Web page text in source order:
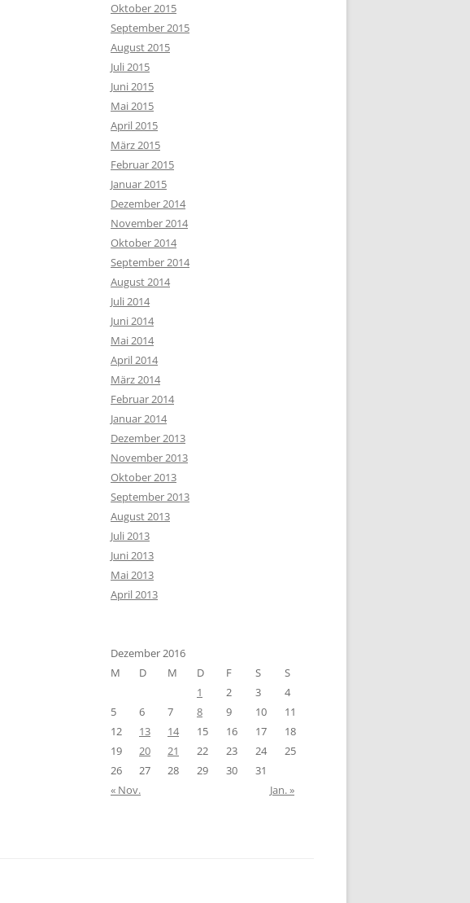
Oktober 2015
September 2015
August 2015
Juli 2015
Juni 2015
Mai 2015
April 2015
März 2015
Februar 2015
Januar 2015
Dezember 2014
November 2014
Oktober 2014
September 2014
August 2014
Juli 2014
Juni 2014
Mai 2014
April 2014
März 2014
Februar 2014
Januar 2014
Dezember 2013
November 2013
Oktober 2013
September 2013
August 2013
Juli 2013
Juni 2013
Mai 2013
April 2013
Dezember 2016
M
D M D F S
S
1
2 3
4
5
6 7 8 9 10
11
12
13 14 15 16 17
18
19
20 21 22 23 24
25
26
27 28 29 30
31
« Nov.
Jan. »